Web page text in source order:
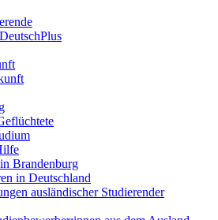
Brandenburg
in Deutschland
ausländischer Studierender